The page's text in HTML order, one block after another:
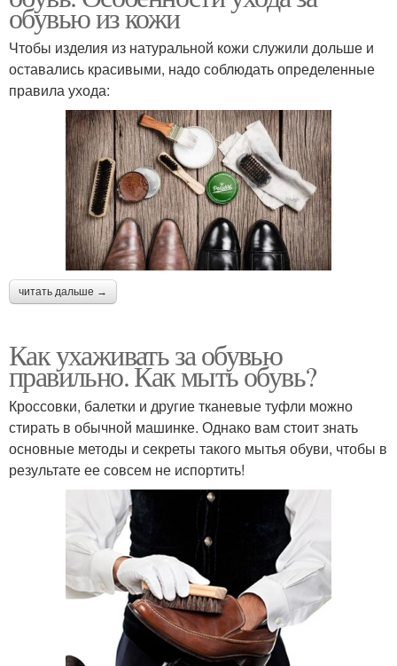
обувью из кожи
Чтобы изделия из натуральной кожи служили дольше и
оставались красивыми, надо соблюдать определенные
правила ухода:
читать дальше →
Как ухаживать за обувью
правильно. Как мыть обувь?
Кроссовки, балетки и другие тканевые туфли можно
стирать в обычной машинке. Однако вам стоит знать
основные методы и секреты такого мытья обуви, чтобы в
результате ее совсем не испортить!